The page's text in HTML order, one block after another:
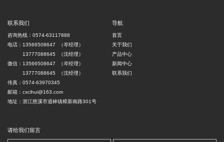
联系我们
咨询热线：0574-63117888
电话：13566508647 （岑经理）
13777088645 （沈经理）
微信：13566508647 （岑经理）
13777088645 （沈经理）
传真：0574-63970345
邮箱：cxcihui@163.com
地址：浙江慈溪市逍林镇樟新南路301号
导航
首页
关于我们
产品中心
新闻中心
联系我们
请给我们留言